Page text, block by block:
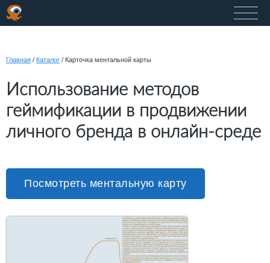
Главная / Каталог / Карточка ментальной карты
Использование методов
геймификации в продвижении
личного бренда в онлайн-среде
Посмотреть ментальную карту